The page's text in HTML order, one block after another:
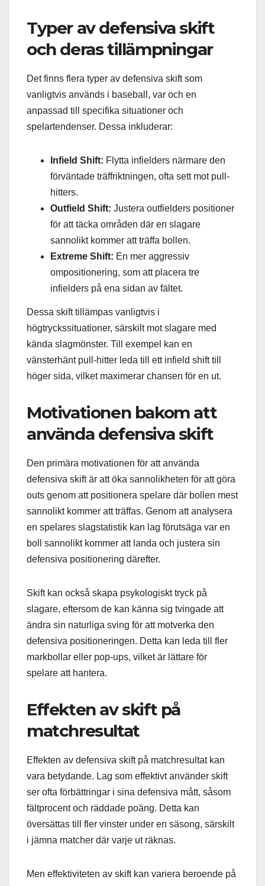
Typer av defensiva skift
och deras tillämpningar
Det finns flera typer av defensiva skift som
vanligtvis används i baseball, var och en
anpassad till specifika situationer och
spelartendenser. Dessa inkluderar:
Infield Shift: Flytta infielders närmare den
förväntade träffriktningen, ofta sett mot pull-
hitters.
Outfield Shift: Justera outfielders positioner
för att täcka områden där en slagare
sannolikt kommer att träffa bollen.
Extreme Shift: En mer aggressiv
ompositionering, som att placera tre
infielders på ena sidan av fältet.
Dessa skift tillämpas vanligtvis i
högtryckssituationer, särskilt mot slagare med
kända slagmönster. Till exempel kan en
vänsterhänt pull-hitter leda till ett infield shift till
höger sida, vilket maximerar chansen för en ut.
Motivationen bakom att
använda defensiva skift
Den primära motivationen för att använda
defensiva skift är att öka sannolikheten för att göra
outs genom att positionera spelare där bollen mest
sannolikt kommer att träffas. Genom att analysera
en spelares slagstatistik kan lag förutsäga var en
boll sannolikt kommer att landa och justera sin
defensiva positionering därefter.
Skift kan också skapa psykologiskt tryck på
slagare, eftersom de kan känna sig tvingade att
ändra sin naturliga sving för att motverka den
defensiva positioneringen. Detta kan leda till fler
markbollar eller pop-ups, vilket är lättare för
spelare att hantera.
Effekten av skift på
matchresultat
Effekten av defensiva skift på matchresultat kan
vara betydande. Lag som effektivt använder skift
ser ofta förbättringar i sina defensiva mått, såsom
fältprocent och räddade poäng. Detta kan
översättas till fler vinster under en säsong, särskilt
i jämna matcher där varje ut räknas.
Men effektiviteten av skift kan variera beroende på